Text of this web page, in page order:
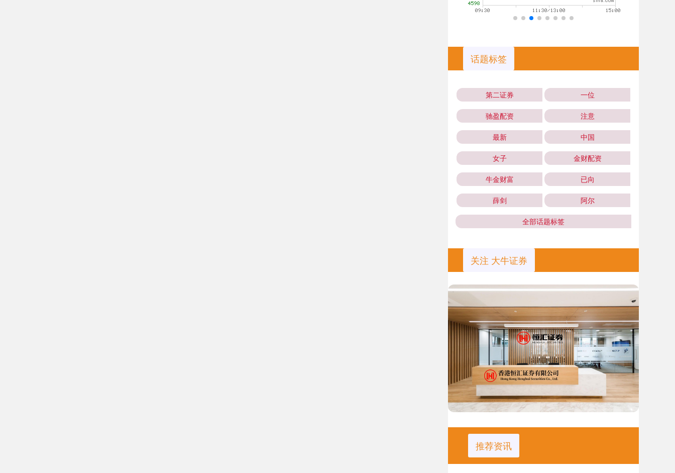
话题标签
第二证券 一位
驰盈配资 注意
最新 中国
女子 金财配资
牛金财富 已向
薛剑 阿尔
全部话题标签
关注 大牛证券
推荐资讯